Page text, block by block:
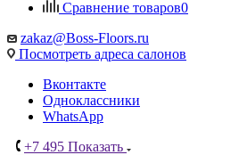
Сравнение товаров0
zakaz@Boss-Floors.ru
Посмотреть адреса салонов
Вконтакте
Одноклассники
WhatsApp
+7 495 Показать